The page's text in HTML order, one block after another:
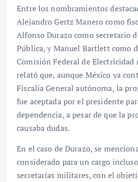
Entre los nombramientos
Alejandro Gertz Manero como
Alfonso Durazo como secretario
Pública, y Manuel Bartlett como
Comisión Federal de Electricidad
relató que, aunque México ya
Fiscalía General autónoma, la
fue aceptada por el presidente
dependencia, a pesar de que la
causaba dudas.
En el caso de Durazo, se
considerado para un cargo
secretarías militares, con el